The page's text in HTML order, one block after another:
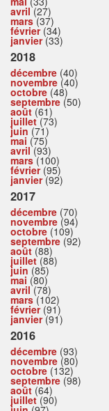
avril(27)
mars(37)
février(34)
janvier(33)
2018
décembre (40)
novembre (40)
octobre (48)
septembre (50)
août (61)
juillet(73)
juin (71)
mai (75)
avril(93)
mars(100)
février(95)
janvier(92)
2017
décembre (70)
novembre (94)
octobre (109)
septembre (92)
août (88)
juillet(88)
juin (85)
mai (80)
avril(78)
mars(102)
février(91)
janvier(91)
2016
décembre (93)
novembre (80)
octobre (132)
septembre (98)
août (64)
juillet(90)